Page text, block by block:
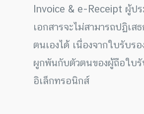
Invoice & e-Receipt ผู้ป
เอกสารจะไม่สามารถปฏิเส
ตนเองได้ เนื่องจากใบรับร
ผูกพันกับตัวตนของผู้ถือใบรั
อิเล็กทรอนิกส์